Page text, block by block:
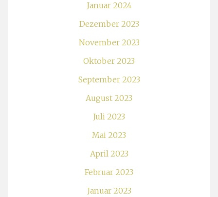
Januar 2024
Dezember 2023
November 2023
Oktober 2023
September 2023
August 2023
Juli 2023
Mai 2023
April 2023
Februar 2023
Januar 2023